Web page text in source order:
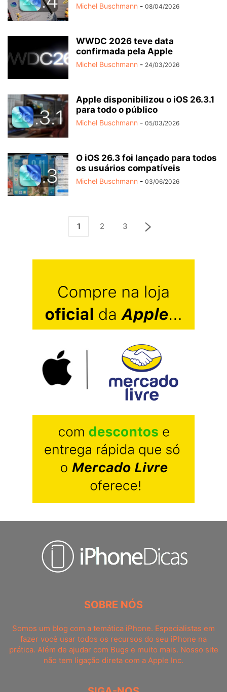
Michel Buschmann - 08/04/2026
WWDC 2026 teve data
confirmada pela Apple
Michel Buschmann - 24/03/2026
Apple disponibilizou o iOS 26.3.1
para todo o público
Michel Buschmann - 05/03/2026
O iOS 26.3 foi lançado para todos
os usuários compatíveis
Michel Buschmann - 03/06/2026
1 2 3
SOBRE NÓS
Somos um blog com a temática iPhone. Especialistas em
fazer você usar todos os recursos do seu iPhone na
prática. Além de ajudar com Bugs e muito mais. Nosso site
não tem ligação direta com a Apple Inc.